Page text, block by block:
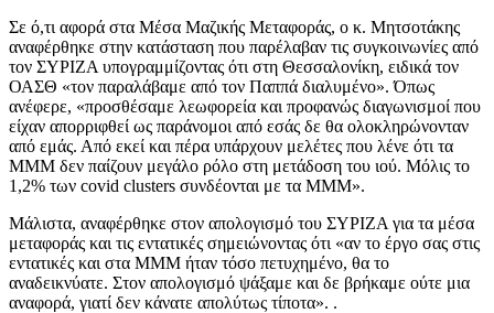
Σε ό,τι αφορά στα Μέσα Μαζικής Μεταφοράς, ο κ. Μητσοτάκης
αναφέρθηκε στην κατάσταση που παρέλαβαν τις συγκοινωνίες από
τον ΣΥΡΙΖΑ υπογραμμίζοντας ότι στη Θεσσαλονίκη, ειδικά τον
ΟΑΣΘ «τον παραλάβαμε από τον Παππά διαλυμένο». Όπως
ανέφερε, «προσθέσαμε λεωφορεία και προφανώς διαγωνισμοί που
είχαν απορριφθεί ως παράνομοι από εσάς δε θα ολοκληρώνονταν
από εμάς. Από εκεί και πέρα υπάρχουν μελέτες που λένε ότι τα
ΜΜΜ δεν παίζουν μεγάλο ρόλο στη μετάδοση του ιού. Μόλις το
1,2% των covid clusters συνδέονται με τα ΜΜΜ».
Μάλιστα, αναφέρθηκε στον απολογισμό του ΣΥΡΙΖΑ για τα μέσα
μεταφοράς και τις εντατικές σημειώνοντας ότι «αν το έργο σας στις
εντατικές και στα ΜΜΜ ήταν τόσο πετυχημένο, θα το
αναδεικνύατε. Στον απολογισμό ψάξαμε και δε βρήκαμε ούτε μια
αναφορά, γιατί δεν κάνατε απολύτως τίποτα». .